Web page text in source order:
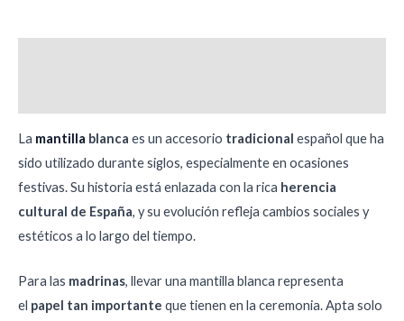
La mantilla blanca es un accesorio tradicional español que ha
sido utilizado durante siglos, especialmente en ocasiones
festivas. Su historia está enlazada con la rica herencia
cultural de España, y su evolución refleja cambios sociales y
estéticos a lo largo del tiempo.
Para las madrinas, llevar una mantilla blanca representa
el papel tan importante que tienen en la ceremonia. Apta solo